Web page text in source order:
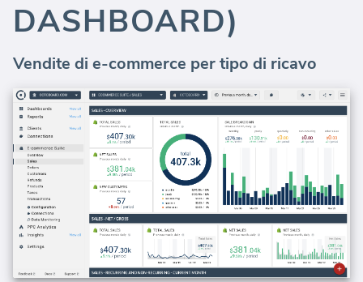
DASHBOARD)
Vendite di e-commerce per tipo di ricavo